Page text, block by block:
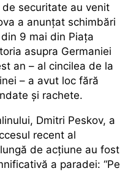
securitate au venit
a anunțat schimbări
9 mai din Piața
asupra Germaniei
an – al cincilea de la
– a avut loc fără
și rachete.
Dmitri Peskov, a
recent al
de acțiune au fost
a paradei: “Pe